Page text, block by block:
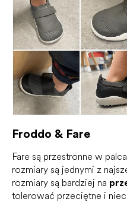
Froddo & Fare
Fare są przestronne w
rozmiary są jednymi z
rozmiary są bardziej na
tolerować przeciętne i